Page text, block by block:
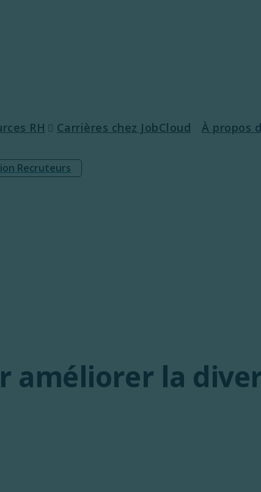
RH
les ressources
Carrières chez JobCloud​ À propos
Recruteurs
améliorer la